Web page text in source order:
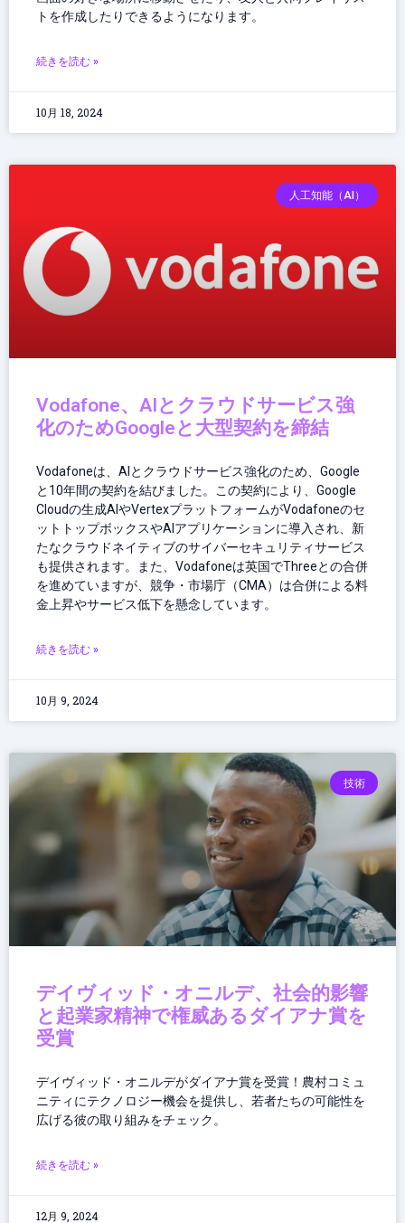
トを作成したりできるようになります。
続きを読む »
10月 18, 2024
人工知能（AI）
Vodafone、AIとクラウドサービス強
化のためGoogleと大型契約を締結
Vodafoneは、AIとクラウドサービス強化のため、Google
と10年間の契約を結びました。この契約により、Google
Cloudの生成AIやVertexプラットフォームがVodafoneのセ
ットトップボックスやAIアプリケーションに導入され、新
たなクラウドネイティブのサイバーセキュリティサービス
も提供されます。また、Vodafoneは英国でThreeとの合併
を進めていますが、競争・市場庁（CMA）は合併による料
金上昇やサービス低下を懸念しています。
続きを読む »
10月 9, 2024
技術
デイヴィッド・オニルデ、社会的影響
と起業家精神で権威あるダイアナ賞を
受賞
デイヴィッド・オニルデがダイアナ賞を受賞！農村コミュ
ニティにテクノロジー機会を提供し、若者たちの可能性を
広げる彼の取り組みをチェック。
続きを読む »
12月 9, 2024